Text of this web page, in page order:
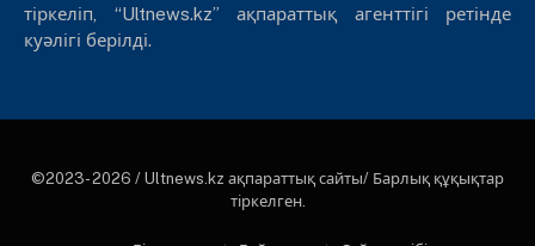
тіркеліп, “Ultnews.kz” ақпараттық агенттігі ретінде
куәлігі берілді.
©2023- 2026 / Ultnews.kz ақпараттық сайты/ Барлық құқықтар
тіркелген.